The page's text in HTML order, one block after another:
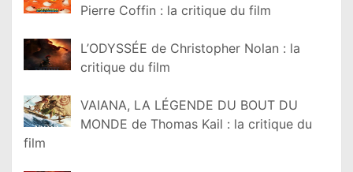
Pierre Coffin : la critique du film
L’ODYSSÉE de Christopher Nolan : la
critique du film
VAIANA, LA LÉGENDE DU BOUT DU
MONDE de Thomas Kail : la critique du
film